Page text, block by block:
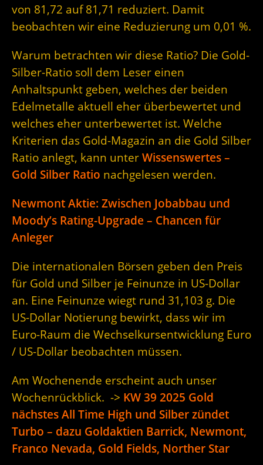
von 81,72 auf 81,71 reduziert. Damit
beobachten wir eine Reduzierung um 0,01 %.
Warum betrachten wir diese Ratio? Die Gold-
Silber-Ratio soll dem Leser einen
Anhaltspunkt geben, welches der beiden
Edelmetalle aktuell eher überbewertet und
welches eher unterbewertet ist. Welche
Kriterien das Gold-Magazin an die Gold Silber
Ratio anlegt, kann unter Wissenswertes –
Gold Silber Ratio nachgelesen werden.
Newmont Aktie: Zwischen Jobabbau und
Moody’s Rating-Upgrade – Chancen für
Anleger
Die internationalen Börsen geben den Preis
für Gold und Silber je Feinunze in US-Dollar
an. Eine Feinunze wiegt rund 31,103 g. Die
US-Dollar Notierung bewirkt, dass wir im
Euro-Raum die Wechselkursentwicklung Euro
/ US-Dollar beobachten müssen.
Am Wochenende erscheint auch unser
Wochenrückblick. -> KW 39 2025 Gold
nächstes All Time High und Silber zündet
Turbo – dazu Goldaktien Barrick, Newmont,
Franco Nevada, Gold Fields, Norther Star